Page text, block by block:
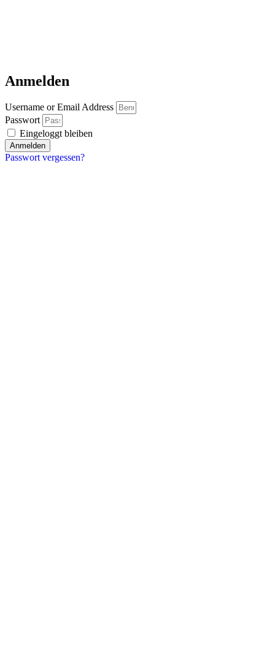
Anmelden
Username or Email Address
Passwort
Eingeloggt bleiben
Anmelden
Passwort vergessen?